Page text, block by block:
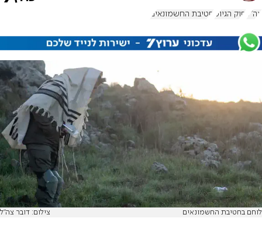
צה"ל חוק הגיוס חטיבת החשמונאים
לוחם בחטיבת החשמונאים צילום: דובר צה"ל